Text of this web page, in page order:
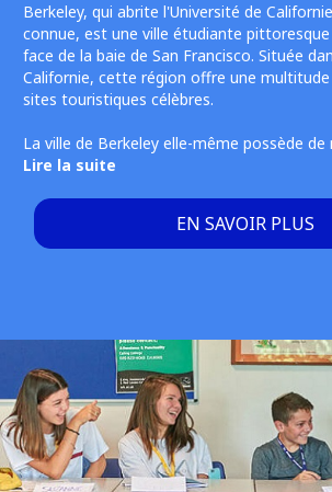
Berkeley, qui abrite l'Université de
connue, est une ville étudiante
face de la baie de San Francisco. Située
Californie, cette région offre une
sites touristiques célèbres.
La ville de Berkeley elle-même possède de
Lire la suite
EN SAVOIR PLUS